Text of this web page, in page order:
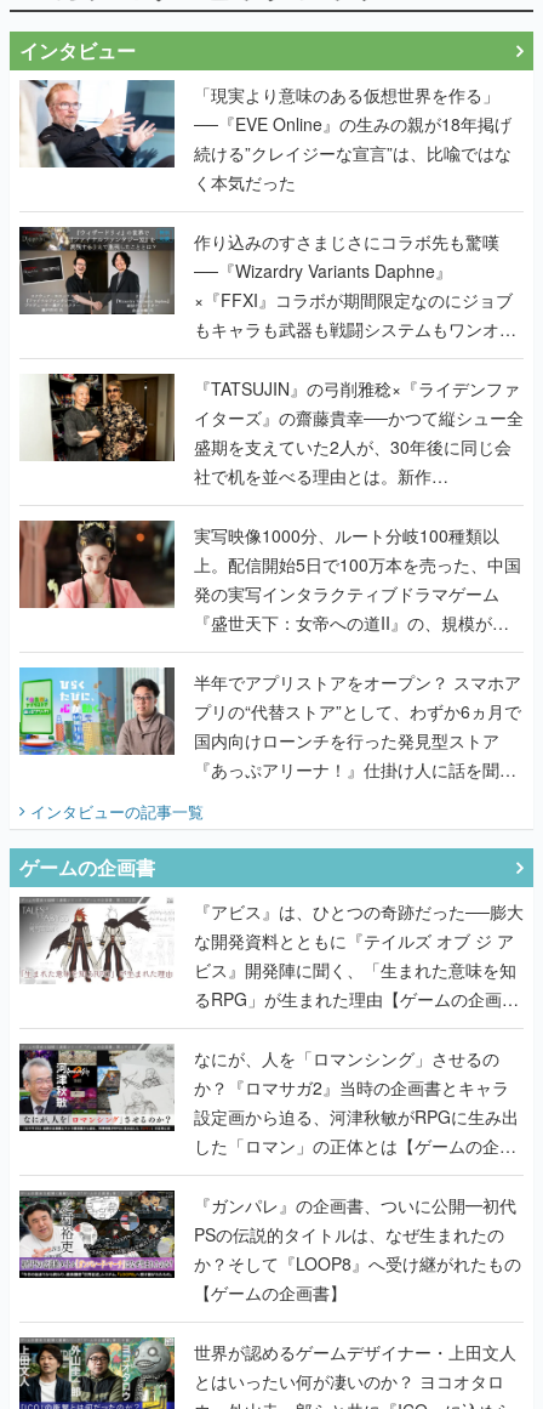
インタビュー
「現実より意味のある仮想世界を作る」
──『EVE Online』の生みの親が18年掲げ
続ける”クレイジーな宣言”は、比喩ではな
く本気だった
作り込みのすさまじさにコラボ先も驚嘆
──『Wizardry Variants Daphne』
×『FFXI』コラボが期間限定なのにジョブ
もキャラも武器も戦闘システムもワンオフ
で作り込まれた理由を両ディレクターに聞
く
『TATSUJIN』の弓削雅稔×『ライデンファ
イターズ』の齋藤貴幸──かつて縦シュー全
盛期を支えていた2人が、30年後に同じ会
社で机を並べる理由とは。新作
『TATSUJIN EXTREME』で初タッグを組
んだレジェンド2人に訊く開発秘話
実写映像1000分、ルート分岐100種類以
上。配信開始5日で100万本を売った、中国
発の実写インタラクティブドラマゲーム
『盛世天下：女帝への道II』の、規模が違
うこだわりをプロデューサーに聞いた
半年でアプリストアをオープン？ スマホア
プリの“代替ストア”として、わずか6ヵ月で
国内向けローンチを行った発見型ストア
『あっぷアリーナ！』仕掛け人に話を聞い
インタビューの記事一覧
ゲームの企画書
『アビス』は、ひとつの奇跡だった──膨大
な開発資料とともに『テイルズ オブ ジ ア
ビス』開発陣に聞く、「生まれた意味を知
るRPG」が生まれた理由【ゲームの企画
書】
なにが、人を「ロマンシング」させるの
か？『ロマサガ2』当時の企画書とキャラ
設定画から迫る、河津秋敏がRPGに生み出
した「ロマン」の正体とは【ゲームの企画
書】
『ガンパレ』の企画書、ついに公開━初代
PSの伝説的タイトルは、なぜ生まれたの
か？そして『LOOP8』へ受け継がれたもの
【ゲームの企画書】
世界が認めるゲームデザイナー・上田文人
とはいったい何が凄いのか？ ヨコオタロ